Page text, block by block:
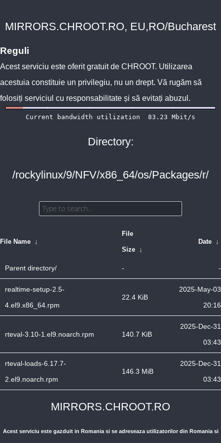
MIRRORS.CHROOT.RO, EU,RO/Bucharest
Reguli
Acest serviciu este oferit gratuit de CHROOT. Utilizarea
acestuia constituie un privilegiu, nu un drept. Vă rugăm să
folosiți serviciul cu responsabilitate și să evitați abuzul.
Directory:
/rockylinux/9/NFV/x86_64/os/Packages/r/
File Name ↓
File
Size ↓
Date ↓
Parent directory/ - -
realtime-setup-2.5-
4.el9.x86_64.rpm
22.4 KiB
2025-May-03
20:16
rteval-3.10-1.el9.noarch.rpm 140.7 KiB
2025-Dec-31
03:43
rteval-loads-6.17.7-
2.el9.noarch.rpm
146.3 MiB
2025-Dec-31
03:43
MIRRORS.CHROOT.RO
Acest serviciu este gazduit in Romania si se adreseaza utilizatorilor din Romania si